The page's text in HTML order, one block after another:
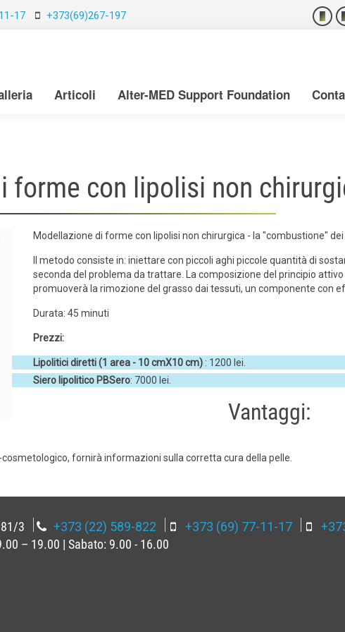
17 +373(69)267-197
Articoli Alter-MED Support Foundation
forme con lipolisi non
Modellazione di forme con lipolisi non chirurgica - la "combustione"
Il metodo consiste in: iniettare con piccoli aghi piccole quantità di
seconda del problema da trattare. La composizione del principio
promuoverà la rimozione del grasso dai tessuti, un componente con
Durata: 45 minuti
Prezzi:
Lipolitici diretti (1 area - 10 cmX10 cm) : 1200 lei.
Siero lipolitico PBSero: 7000 lei.
Vantaggi:
fornirà informazioni sulla corretta cura della pelle.
3 +373 (22) 589-822 +373 (69) 77-11-17
– 19.00 | Sabato: 9.00 - 16.00